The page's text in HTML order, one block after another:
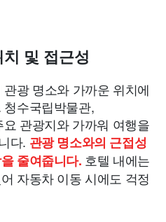
및 접근성
광 명소와 가까운 위치에
수국립박물관,
관광지와 가까워 여행을
다. 관광 명소와의 근접성
줄여줍니다. 호텔 내에는
자동차 이동 시에도 걱정